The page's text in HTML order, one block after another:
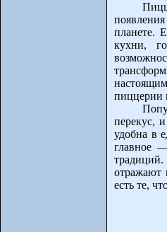
планете.
кухни,
пиццерии
перекус,
удобна в
главное
отражают
есть те,